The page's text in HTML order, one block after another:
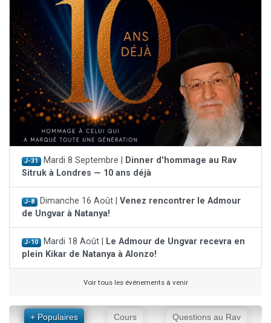
J-31 Mardi 8 Septembre |
Dinner d'hommage au Rav
Sitruk à Londres — 10 ans déjà
J-8 Dimanche 16 Août | Venez rencontrer le Admour
de Ungvar à Natanya!
J-10 Mardi 18 Août |
Le Admour de Ungvar recevra en
plein Kikar de Natanya à Alonzo!
Voir tous les événements à venir
+ Populaires Cours Questions au Rav